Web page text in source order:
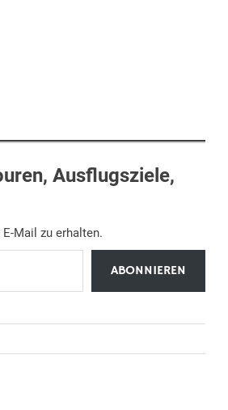
Ausflugsziele,
Mail zu erhalten.
ABONNIEREN